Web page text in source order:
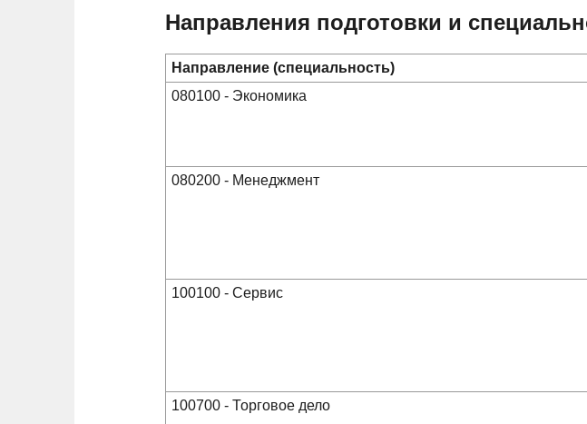
Направления подготовки и
Направление (специальность)
080100 - Экономика
080200 - Менеджмент
100100 - Сервис
100700 - Торговое дело